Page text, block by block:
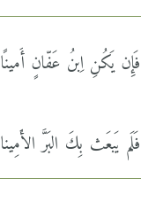
فَإِن يَكُنِ اِبنُ عَفّانٍ أَمينًا
فَلَم يَبعَث بِكَ البَرَّ الأَمِينا